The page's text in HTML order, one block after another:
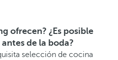
ofrecen? ¿Es posible
de la boda?
selección de cocina